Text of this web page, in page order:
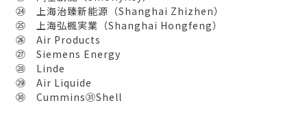
㉔ 上海治臻新能源（Shanghai Zhizhen）
㉕ 上海弘楓実業（Shanghai Hongfeng）
㉖ Air Products
㉗ Siemens Energy
㉘ Linde
㉙ Air Liquide
㉚ Cummins㉛Shell